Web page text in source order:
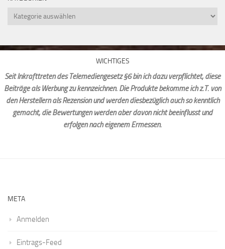
Kategorien
WICHTIGES
Seit Inkrafttreten des Telemediengesetz §6 bin ich dazu verpflichtet, diese
Beiträge als Werbung zu kennzeichnen. Die Produkte bekomme ich z.T. von
den Herstellern als Rezension und werden diesbezüglich auch so kenntlich
gemacht, die Bewertungen werden aber davon nicht beeinflusst und
erfolgen nach eigenem Ermessen.
META
Anmelden
Eintrags-Feed